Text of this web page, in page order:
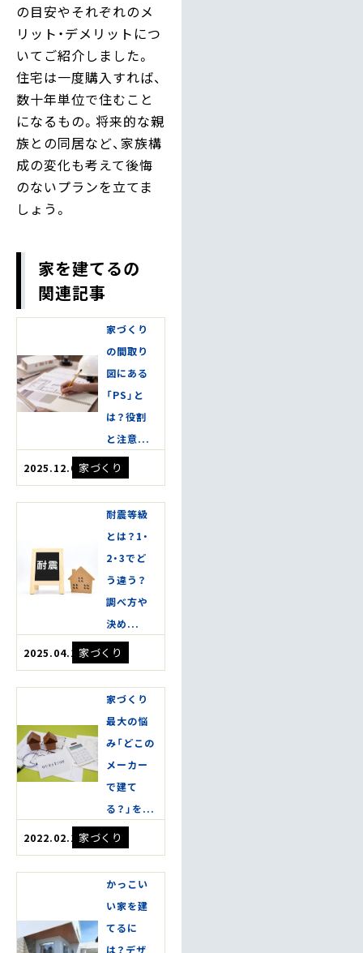
の目安やそれぞれのメ
リット・デメリットにつ
いてご紹介しました。
住宅は一度購入すれば、
数十年単位で住むこと
になるもの。将来的な親
族との同居など、家族構
成の変化も考えて後悔
のないプランを立てま
しょう。
家を建てるの
関連記事
2025.12.02家づくり
家づくり
の間取り
図にある
「PS」と
は？役割
と注意...
2025.04.10家づくり
耐震等級
とは？1・
2・3でど
う違う？
調べ方や
決め...
2022.02.18家づくり
家づくり
最大の悩
み「どこの
メーカー
で建て
る？」を...
かっこい
い家を建
てるに
は？デザ